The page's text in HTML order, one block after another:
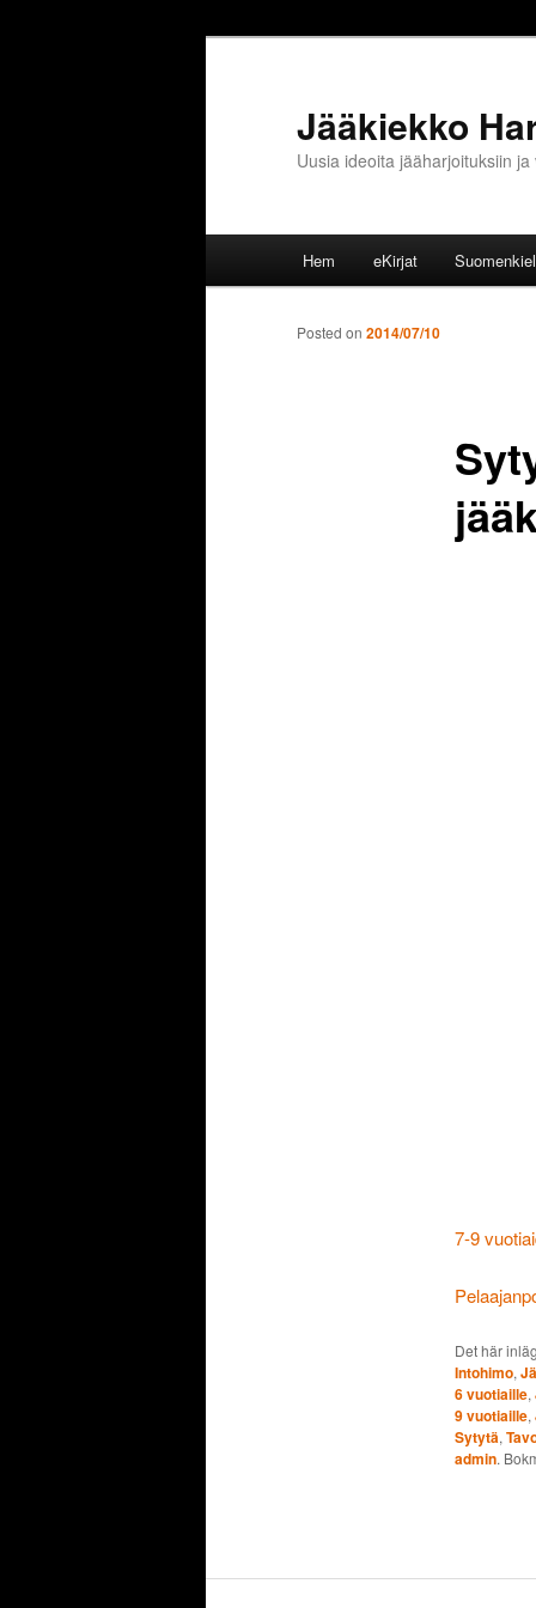
Jääkiekko
Uusia ideoita jääharjoituksiin
Hoppa till huvudinnehåll
Hoppa till sekundärt innehåll
Hem eKirjat
Posted on 2014/07/10
7-9
Det här
Intohimo,
6 vuotiaille,
9 vuotiaille,
Sytytä,
admin.